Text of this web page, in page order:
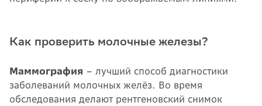
Как проверить молочные железы?
Маммография – лучший способ диагностики
заболеваний молочных желёз. Во время
обследования делают рентгеновский снимок